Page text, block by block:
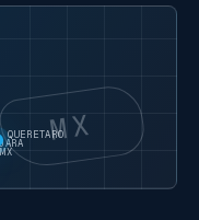
MX
QUERETARO